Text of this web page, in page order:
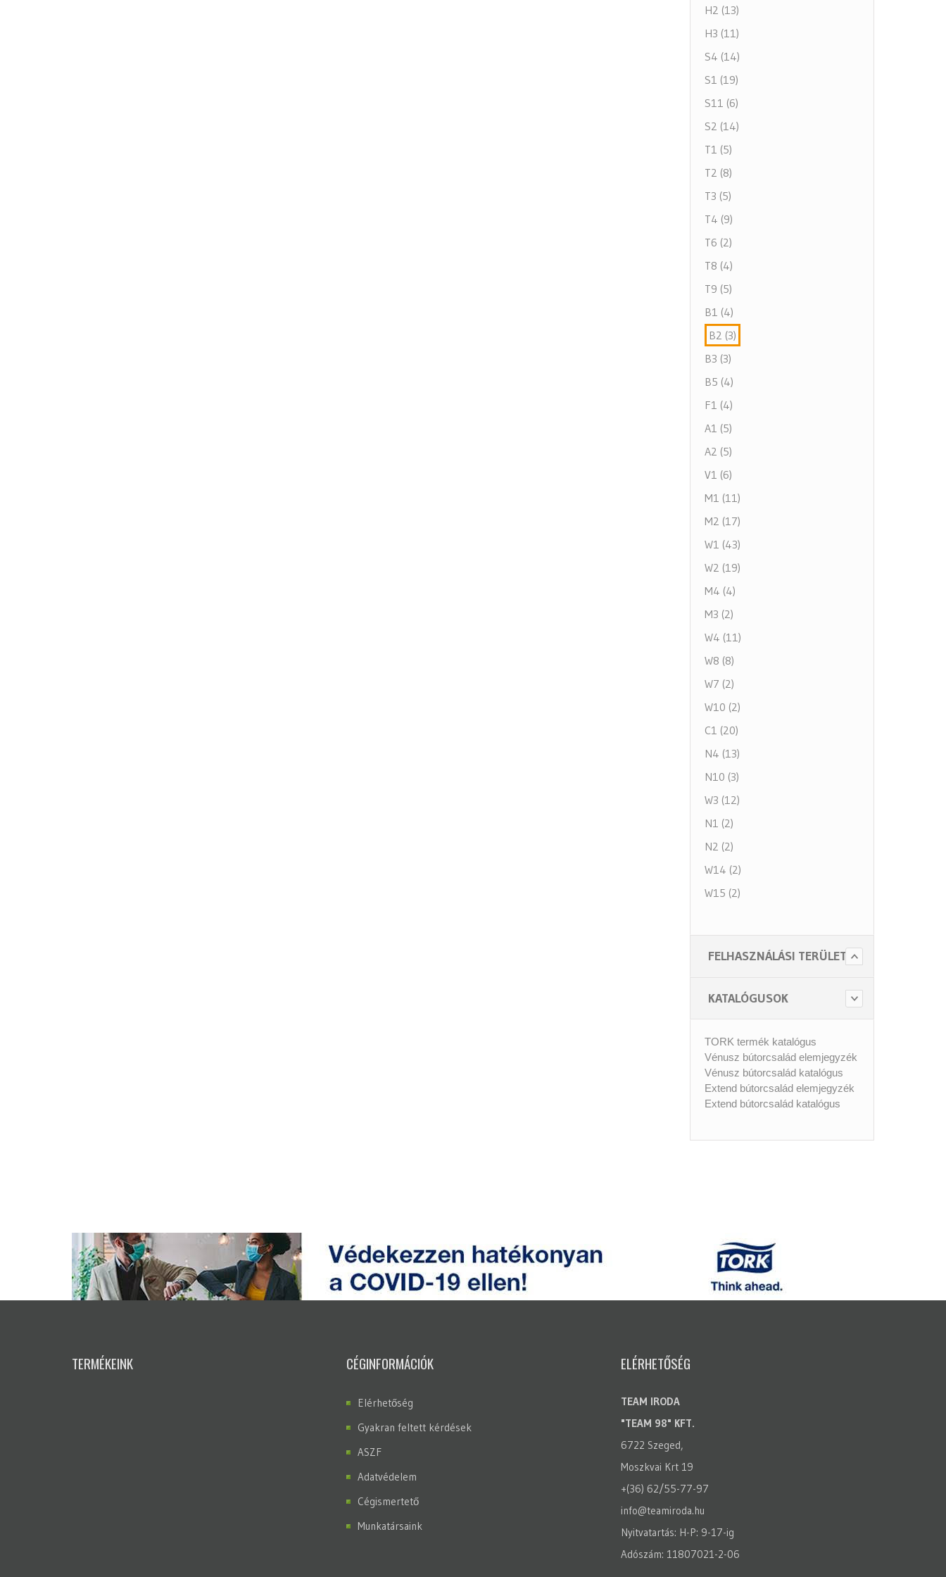
H2 (13)
H3 (11)
S4 (14)
S1 (19)
S11 (6)
S2 (14)
T1 (5)
T2 (8)
T3 (5)
T4 (9)
T6 (2)
T8 (4)
T9 (5)
B1 (4)
B2 (3)
B3 (3)
B5 (4)
F1 (4)
A1 (5)
A2 (5)
V1 (6)
M1 (11)
M2 (17)
W1 (43)
W2 (19)
M4 (4)
M3 (2)
W4 (11)
W8 (8)
W7 (2)
W10 (2)
C1 (20)
N4 (13)
N10 (3)
W3 (12)
N1 (2)
N2 (2)
W14 (2)
W15 (2)
FELHASZNÁLÁSI TERÜLET
KATALÓGUSOK
TORK termék katalógus
Vénusz bútorcsalád elemjegyzék
Vénusz bútorcsalád katalógus
Extend bútorcsalád elemjegyzék
Extend bútorcsalád katalógus
TERMÉKEINK CÉGINFORMÁCIÓK
Elérhetőség
Gyakran feltett kérdések
ASZF
Adatvédelem
Cégismertető
Munkatársaink
ELÉRHETŐSÉG
TEAM IRODA
"TEAM 98" KFT.
6722 Szeged,
Moszkvai Krt 19
+(36) 62/55-77-97
info@teamiroda.hu
Nyitvatartás: H-P: 9-17-ig
Adószám: 11807021-2-06